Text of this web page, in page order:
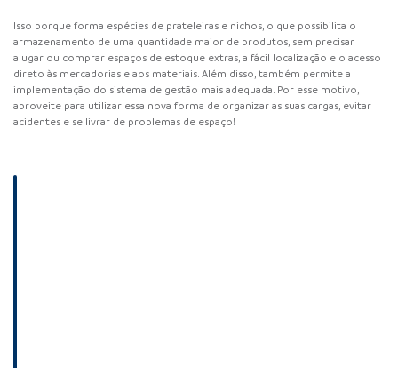
Isso porque forma espécies de prateleiras e nichos, o que possibilita o
armazenamento de uma quantidade maior de produtos, sem precisar
alugar ou comprar espaços de estoque extras, a fácil localização e o acesso
direto às mercadorias e aos materiais. Além disso, também permite a
implementação do sistema de gestão mais adequada. Por esse motivo,
aproveite para utilizar essa nova forma de organizar as suas cargas, evitar
acidentes e se livrar de problemas de espaço!